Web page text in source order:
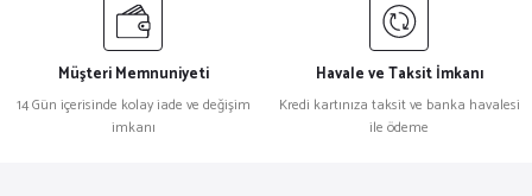
Müşteri Memnuniyeti
14 Gün içerisinde kolay iade ve değişim
imkanı
Havale ve Taksit İmkanı
Kredi kartınıza taksit ve banka havalesi
ile ödeme